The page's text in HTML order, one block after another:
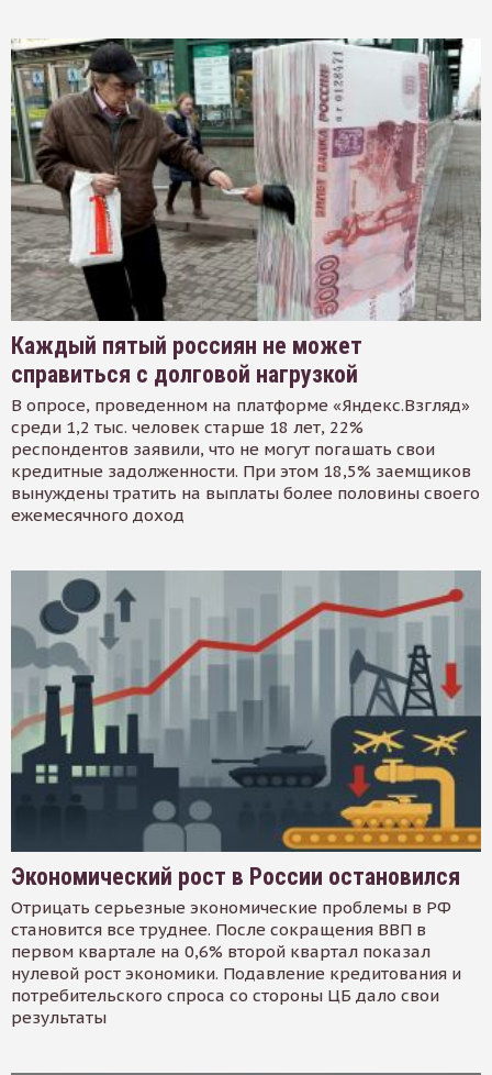
Каждый пятый россиян не может
справиться с долговой нагрузкой
В опросе, проведенном на платформе «Яндекс.Взгляд»
среди 1,2 тыс. человек старше 18 лет, 22%
респондентов заявили, что не могут погашать свои
кредитные задолженности. При этом 18,5% заемщиков
вынуждены тратить на выплаты более половины своего
ежемесячного доход
Экономический рост в России остановился
Отрицать серьезные экономические проблемы в РФ
становится все труднее. После сокращения ВВП в
первом квартале на 0,6% второй квартал показал
нулевой рост экономики. Подавление кредитования и
потребительского спроса со стороны ЦБ дало свои
результаты